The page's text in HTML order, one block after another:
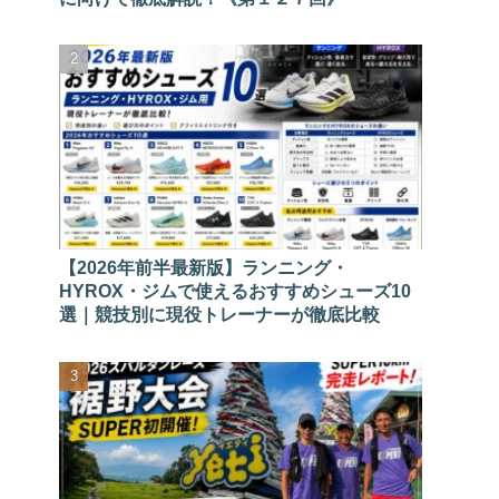
【2026年前半最新版】ランニング・
HYROX・ジムで使えるおすすめシューズ10
選｜競技別に現役トレーナーが徹底比較